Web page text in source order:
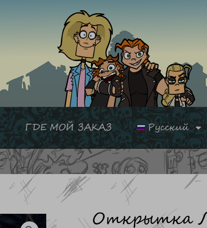
ГДЕ МОЙ ЗАКАЗ Русский
Открытка